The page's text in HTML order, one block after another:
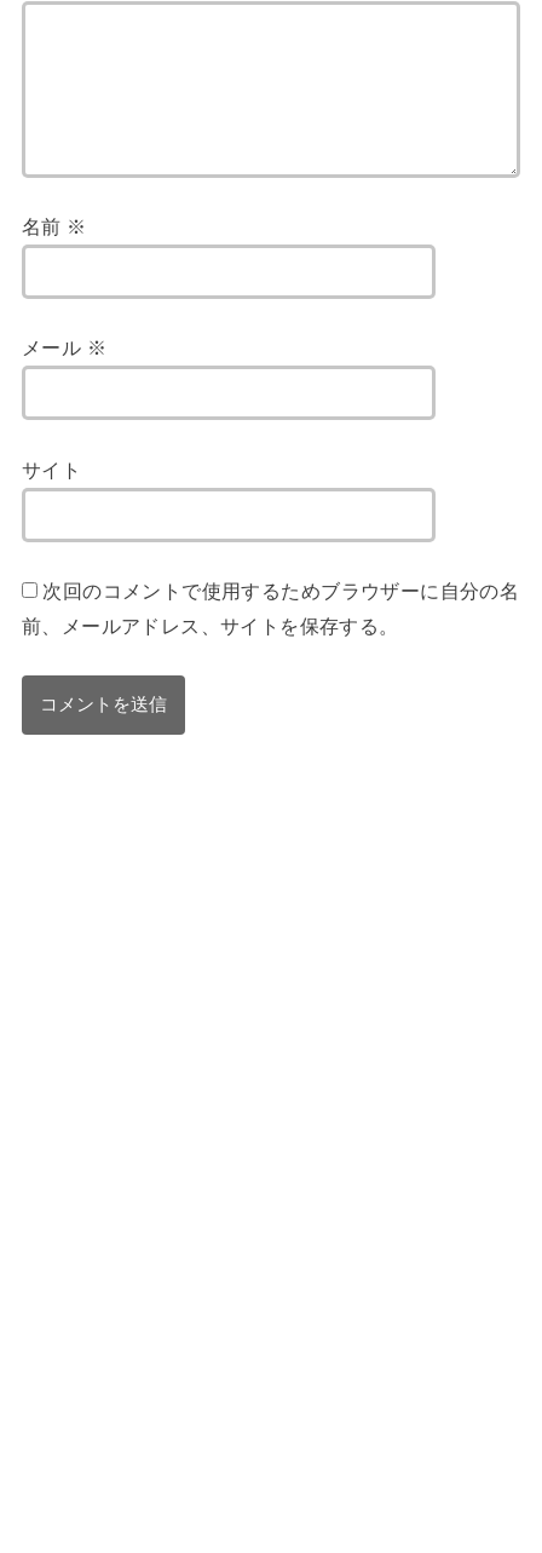
名前 ※
メール ※
サイト
次回のコメントで使用するためブラウザーに自分の名
前、メールアドレス、サイトを保存する。